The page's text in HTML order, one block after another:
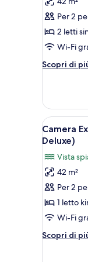
foto
per
Camera
Deluxe,
letti
baia
Per 2
2 letti
Wi-Fi
Scopri di
Altri
Deluxe,
letti
singoli,
baia
Apri
tutte
foto
per
Camera
1
letto
king,
7
Camera
Deluxe)
Vista
42 m²
Per 2
1 letto
Wi-Fi
Scopri di
Altri